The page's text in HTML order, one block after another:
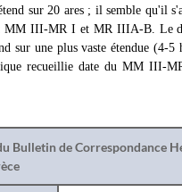
sur 20 ares ; il semble qu'il
MM III-MR I et MR IIIA-B. Le
sur une plus vaste étendue (4-5
recueillie date du MM III-
Bulletin de Correspondance